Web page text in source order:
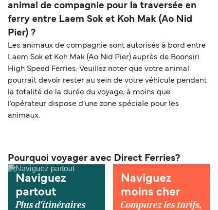
animal de compagnie pour la traversée en
ferry entre Laem Sok et Koh Mak (Ao Nid
Pier) ?
Les animaux de compagnie sont autorisés à bord entre
Laem Sok et Koh Mak (Ao Nid Pier) auprès de Boonsiri
High Speed Ferries. Veuillez noter que votre animal
pourrait devoir rester au sein de votre véhicule pendant
la totalité de la durée du voyage, à moins que
l’opérateur dispose d’une zone spéciale pour les
animaux.
Pourquoi voyager avec Direct Ferries?
Naviguez
partout
Plus d'itinéraires
Naviguez
moins cher
Comparez les tarifs,